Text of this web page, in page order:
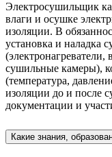
Электросушильщик
влаги и осушке
изоляции. В
установка и наладка
сушильные камеры),
(температура,
изоляции до и после
документации и
Какие знания,